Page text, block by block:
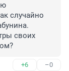
случайно
своих
+6 –0